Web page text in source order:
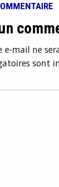
e-mail ne
sont